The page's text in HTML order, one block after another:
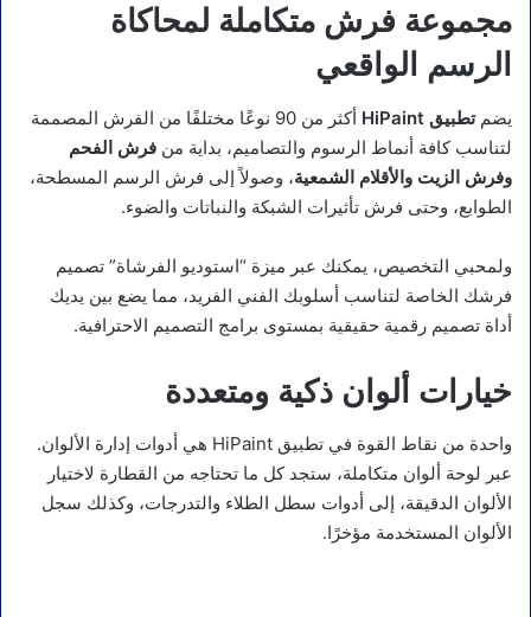
مجموعة فرش متكاملة لمحاكاة
الرسم الواقعي
يضمتطبيق HiPaint
أكثر من 90 نوعًا مختلفًا من الفرش المصممة
لتناسب كافة أنماط الرسوم والتصاميم، بداية من فرش الفحم
وفرش الزيت والأقلام الشمعية، وصولاً إلى فرش الرسم المسطحة،
الطوابع، وحتى فرش تأثيرات الشبكة والنباتات والضوء.
ولمحبي التخصيص، يمكنك عبر ميزة “استوديو الفرشاة” تصميم
فرشك الخاصة لتناسب أسلوبك الفني الفريد، مما يضع بين يديك
أداة تصميم رقمية حقيقية بمستوى برامج التصميم الاحترافية.
خيارات ألوان ذكية ومتعددة
واحدة من نقاط القوة في تطبيق HiPaint هي أدوات إدارة الألوان.
عبر لوحة ألوان متكاملة، ستجد كل ما تحتاجه من القطارة لاختيار
الألوان الدقيقة، إلى أدوات سطل الطلاء والتدرجات، وكذلك سجل
الألوان المستخدمة مؤخرًا.